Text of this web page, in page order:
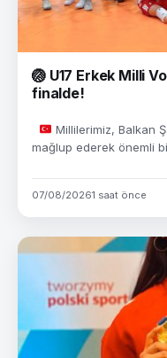
🏐 U17 Erkek Milli
finalde!
Millilerimiz, Balkan
mağlup ederek önemli
07/08/20261 saat önce